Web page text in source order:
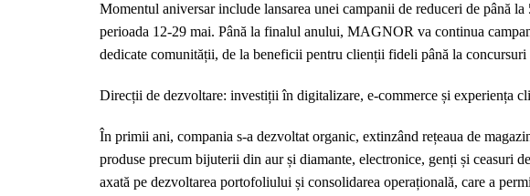
Momentul aniversar include lansarea unei campanii de reduceri de până
perioada 12-29 mai. Până la finalul anului, MAGNOR va continua
dedicate comunității, de la beneficii pentru clienții fideli până la concursuri
Direcții de dezvoltare: investiții în digitalizare, e-commerce și experiența
În primii ani, compania s-a dezvoltat organic, extinzând rețeaua de
produse precum bijuterii din aur și diamante, electronice, genți și ceasuri
axată pe dezvoltarea portofoliului și consolidarea operațională, care a